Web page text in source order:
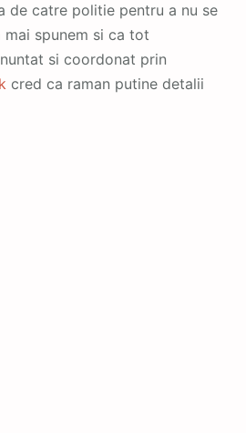
de catre politie pentru a nu se
spunem si ca tot
si coordonat prin
cred ca raman putine detalii